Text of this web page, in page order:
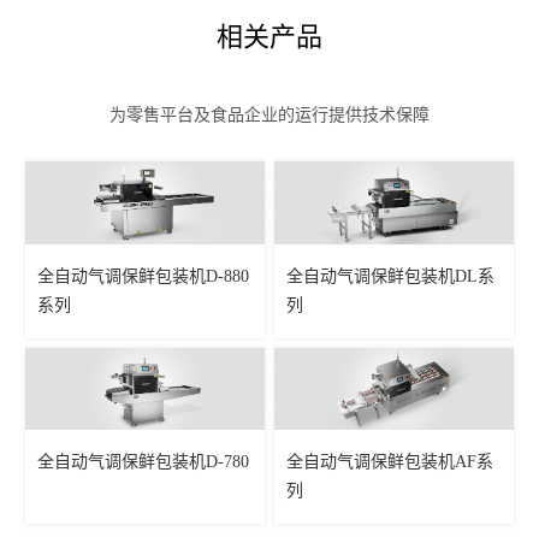
相关产品
为零售平台及食品企业的运行提供技术保障
全自动气调保鲜包装机D-880
系列
全自动气调保鲜包装机DL系
列
全自动气调保鲜包装机D-780
全自动气调保鲜包装机AF系
列